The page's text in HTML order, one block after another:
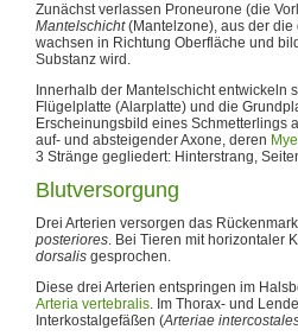
Zunächst verlassen Proneurone (die
Mantelschicht(Mantelzone), aus der die
wachsen in Richtung Oberfläche und
Substanz wird.
Innerhalb der Mantelschicht entwickeln
Flügelplatte (Alarplatte) und die
Erscheinungsbild eines Schmetterlings
auf- und absteigender Axone, deren
3 Stränge gegliedert: Hinterstrang,
Blutversorgung
Drei Arterien versorgen das
posteriores. Bei Tieren mit horizontaler
dorsalis gesprochen.
Diese drei Arterien entspringen im
Arteria vertebralis. Im Thorax- und
Interkostalgefäßen (Arteriae